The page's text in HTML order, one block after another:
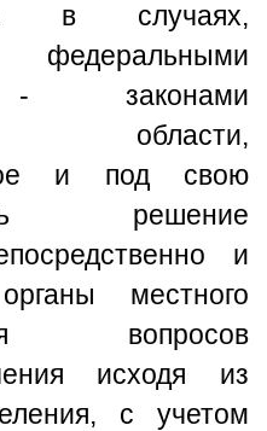
в случаях,
федеральными
- законами
области,
и под свою
решение
и
местного
вопросов
исходя из
с учетом